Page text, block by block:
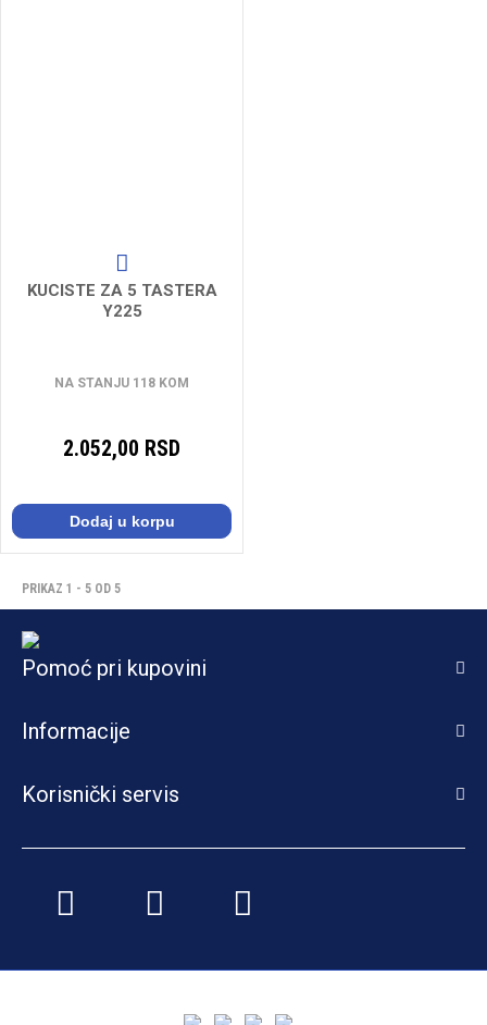
KUCISTE ZA 5 TASTERA
Y225
NA STANJU 118 KOM
2.052,00 RSD
Dodaj u korpu
PRIKAZ 1 - 5 OD 5
Pomoć pri kupovini
Informacije
Korisnički servis